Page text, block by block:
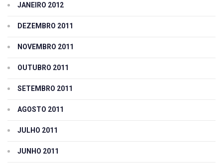
JANEIRO 2012
DEZEMBRO 2011
NOVEMBRO 2011
OUTUBRO 2011
SETEMBRO 2011
AGOSTO 2011
JULHO 2011
JUNHO 2011